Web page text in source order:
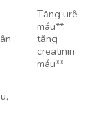
Tăng urê
máu**,
tăng
creatinin
máu**